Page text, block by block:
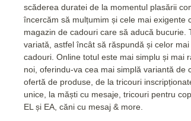
scăderea duratei de la momentul plasării
încercăm să mulțumim și cele mai exigente
magazin de cadouri care să aducă bucurie.
variată, astfel încât să răspundă și celor
cadouri. Online totul este mai simplu și mai
noi, oferindu-va cea mai simplă variantă de
ofertă de produse, de la tricouri
unice, la măști cu mesaje, tricouri pentru
EL și EA, căni cu mesaj & more.